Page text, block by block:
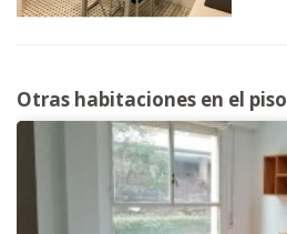
Otras habitaciones en el piso